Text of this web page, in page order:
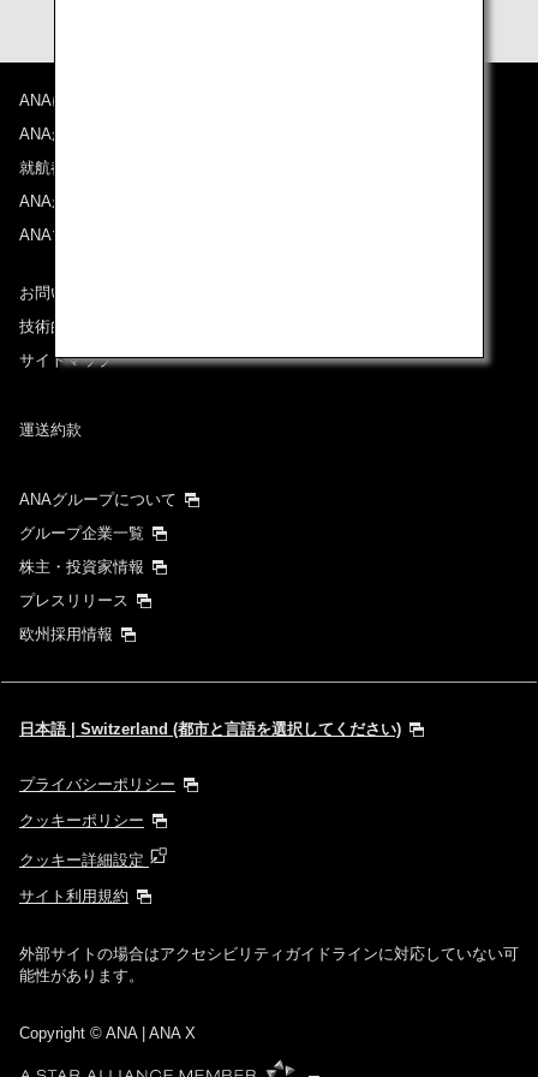
ANAについて
ANAからのお知らせ
就航都市
ANAがお約束する体験
ANAマイレージクラブ
お問い合わせ
技術的なお問い合わせ（推奨環境）
サイトマップ
運送約款
ANAグループについて
グループ企業一覧
株主・投資家情報
プレスリリース
欧州採用情報
日本語 | Switzerland (都市と言語を選択してください)
プライバシーポリシー
クッキーポリシー
クッキー詳細設定
サイト利用規約
外部サイトの場合はアクセシビリティガイドラインに対応していない可
能性があります。
Copyright © ANA | ANA X